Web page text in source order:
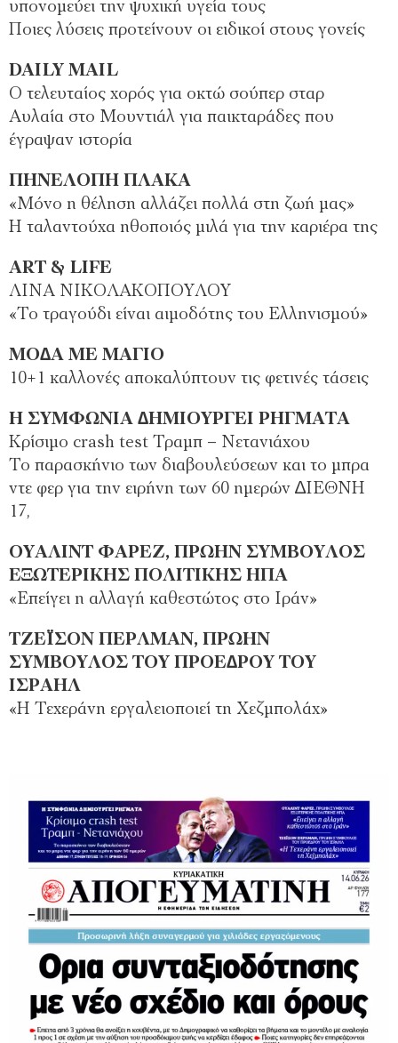
υπονοµεύει την ψυχική υγεία τους
Ποιες λύσεις προτείνουν οι ειδικοί στους γονείς
DAILY MAIL
Ο τελευταίος χορός για οκτώ σούπερ σταρ
Αυλαία στο Μουντιάλ για παικταράδες που
έγραψαν ιστορία
ΠΗΝΕΛΟΠΗ ΠΛΑΚΑ
«Μόνο η θέληση αλλάζει πολλά στη ζωή µας»
Η ταλαντούχα ηθοποιός µιλά για την καριέρα της
ART & LIFE
ΛΙΝΑ ΝΙΚΟΛΑΚΟΠΟΥΛΟΥ
«Το τραγούδι είναι αιµοδότης του Ελληνισµού»
ΜΟ∆Α ΜΕ ΜΑΓΙΟ
10+1 καλλονές αποκαλύπτουν τις φετινές τάσεις
Η ΣΥΜΦΩΝΙΑ ∆ΗΜΙΟΥΡΓΕΙ ΡΗΓΜΑΤΑ
Κρίσιµο crash test Τραµπ – Νετανιάχου
Το παρασκήνιο των διαβουλεύσεων και το µπρα
ντε φερ για την ειρήνη των 60 ηµερών ∆ΙΕΘΝΗ
17,
ΟΥΑΛΙΝΤ ΦΑΡΕΖ, ΠΡΩΗΝ ΣΥΜΒΟΥΛΟΣ
ΕΞΩΤΕΡΙΚΗΣ ΠΟΛΙΤΙΚΗΣ ΗΠΑ
«Επείγει η αλλαγή καθεστώτος στο Ιράν»
ΤΖΕΪΣΟΝ ΠΕΡΛΜΑΝ, ΠΡΩΗΝ
ΣΥΜΒΟΥΛΟΣ ΤΟΥ ΠΡΟΕ∆ΡΟΥ ΤΟΥ
ΙΣΡΑΗΛ
«Η Τεχεράνη εργαλειοποιεί τη Χεζµπολάχ»